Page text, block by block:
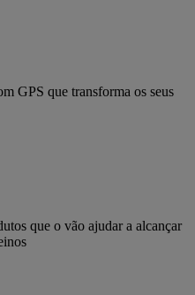
GPS que transforma os seus
que o vão ajudar a alcançar